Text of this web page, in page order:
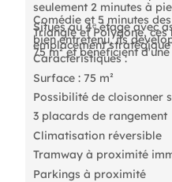
seulement 2 minutes à
Comédie et 5 minutes
Triangle et Polygone,
emplacement stratégique
Situés au 4ᵉ étage avec
bien entretenu, ils
75 m² et bénéficient
Caractéristiques :
Surface : 75 m²
Possibilité de cloisonner
3 placards de rangement
Climatisation réversible
Tramway à proximité
Parkings à proximité